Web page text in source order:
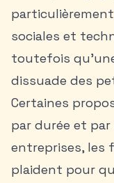
sociales et
toutefois
dissuade des
Certaines
par durée et par
entreprises, les
plaident pour